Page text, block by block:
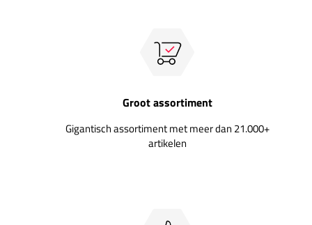
Groot assortiment
Gigantisch assortiment met meer dan 21.000+
artikelen